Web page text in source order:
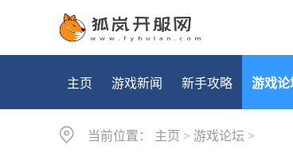
主页 游戏新闻 新手攻略 游戏论
当前位置： 主页 > 游戏论坛 >